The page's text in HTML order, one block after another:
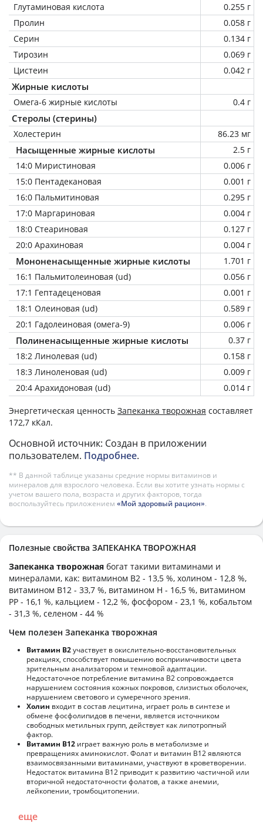
Глутаминовая кислота
0.255 г
Пролин
0.058 г
Серин
0.134 г
Тирозин
0.069 г
Цистеин
0.042 г
Жирные кислоты
Омега-6 жирные кислоты 0.4 г
Стеролы (стерины)
Холестерин 86.23 мг
Насыщенные жирные кислоты
2.5 г
14:0 Миристиновая
0.006 г
15:0 Пентадекановая
0.001 г
16:0 Пальмитиновая
0.295 г
17:0 Маргариновая
0.004 г
18:0 Стеариновая
0.127 г
20:0 Арахиновая
0.004 г
Мононенасыщенные жирные кислоты
1.701 г
16:1 Пальмитолеиновая (ud)
0.056 г
17:1 Гептадеценовая
0.001 г
18:1 Олеиновая (ud)
0.589 г
20:1 Гадолеиновая (омега-9)
0.006 г
Полиненасыщенные жирные кислоты
0.37 г
18:2 Линолевая (ud)
0.158 г
18:3 Линоленовая (ud)
0.009 г
20:4 Арахидоновая (ud)
0.014 г
Энергетическая ценность Запеканка творожная составляет
172,7 кКал.
Основной источник: Создан в приложении
пользователем. Подробнее.
** В данной таблице указаны средние нормы витаминов и
минералов для взрослого человека. Если вы хотите узнать нормы с
учетом вашего пола, возраста и других факторов, тогда
воспользуйтесь приложением «Мой здоровый рацион».
Полезные свойства ЗАПЕКАНКА ТВОРОЖНАЯ
Запеканка творожная богат такими витаминами и
минералами, как: витамином B2 - 13,5 %, холином - 12,8 %,
витамином B12 - 33,7 %, витамином H - 16,5 %, витамином
PP - 16,1 %, кальцием - 12,2 %, фосфором - 23,1 %, кобальтом
- 31,3 %, селеном - 44 %
Чем полезен Запеканка творожная
Витамин В2участвует в окислительно-восстановительных
реакциях, способствует повышению восприимчивости цвета
зрительным анализатором и темновой адаптации.
Недостаточное потребление витамина В2 сопровождается
нарушением состояния кожных покровов, слизистых оболочек,
нарушением светового и сумеречного зрения.
Холин входит в состав лецитина, играет роль в синтезе и
обмене фосфолипидов в печени, является источником
свободных метильных групп, действует как липотропный
фактор.
Витамин В12 играет важную роль в метаболизме и
превращениях аминокислот. Фолат и витамин В12 являются
взаимосвязанными витаминами, участвуют в кроветворении.
Недостаток витамина В12 приводит к развитию частичной или
вторичной недостаточности фолатов, а также анемии,
лейкопении, тромбоцитопении.
еще